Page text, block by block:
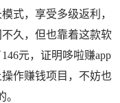
式，享受多级返利，
不久，但也靠着这款软
元，证明 哆啦赚app
作赚钱项目，不妨也